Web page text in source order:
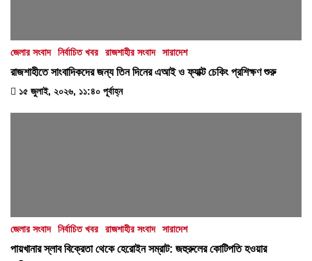
জেলার সংবাদ নির্বাচিত খবর রাজশাহীর সংবাদ সারাদেশ
রাজশাহীতে সাংবাদিকদের জন্য তিন দিনের এআই ও ফ্যাক্ট চেকিং প্রশিক্ষণ শুরু
১৫ জুলাই, ২০২৬, ১১:৪০ পূর্বাহ্ন
জেলার সংবাদ নির্বাচিত খবর রাজশাহীর সংবাদ সারাদেশ
পায়খানার স্লাব বিক্রেতা থেকে হেরোইন সম্রাট: জহুরুলের কোটিপতি হওয়ার